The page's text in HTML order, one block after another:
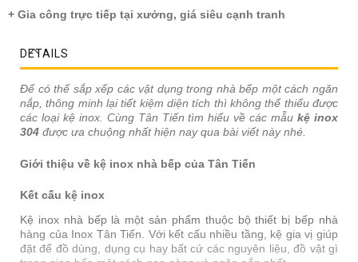
+ Gia công trực tiếp tại xưởng, giá siêu cạnh tranh
DETAILS
Để có thể sắp xếp các vật dụng trong nhà bếp một cách ngăn
nắp, thông minh lại tiết kiệm diện tích thì không thể thiếu được
các loại kệ inox. Cùng Tân Tiến tìm hiểu về các mẫukệ inox
304 được ưa chuộng nhất hiện nay qua bài viết này nhé.
Giới thiệu về kệ inox nhà bếp của Tân Tiến
Kết cấu kệ inox
Kệ inox nhà bếp là một sản phẩm thuộc bộ thiết bị bếp nhà
hàng của Inox Tân Tiến. Với kết cấu nhiều tầng, kệ gia vị giúp
đặt để đồ dùng, dụng cụ hay bất cứ các nguyên liệu, đồ vật gì